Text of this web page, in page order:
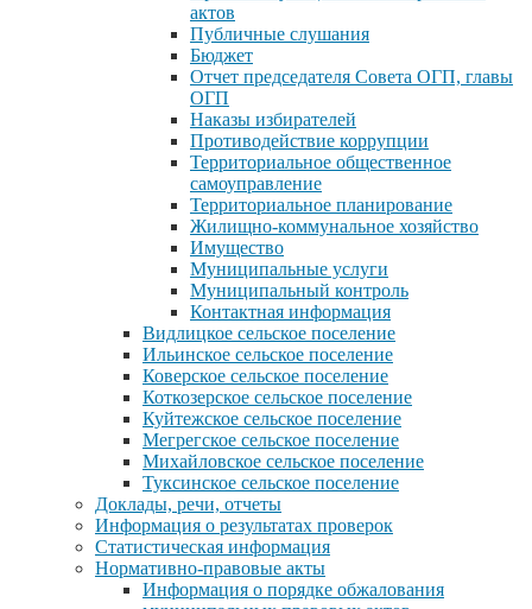
актов
Публичные слушания
Бюджет
Отчет председателя Совета ОГП, главы
ОГП
Наказы избирателей
Противодействие коррупции
Территориальное общественное
самоуправление
Территориальное планирование
Жилищно-коммунальное хозяйство
Имущество
Муниципальные услуги
Муниципальный контроль
Контактная информация
Видлицкое сельское поселение
Ильинское сельское поселение
Коверское сельское поселение
Коткозерское сельское поселение
Куйтежское сельское поселение
Мегрегское сельское поселение
Михайловское сельское поселение
Туксинское сельское поселение
Доклады, речи, отчеты
Информация о результатах проверок
Статистическая информация
Нормативно-правовые акты
Информация о порядке обжалования